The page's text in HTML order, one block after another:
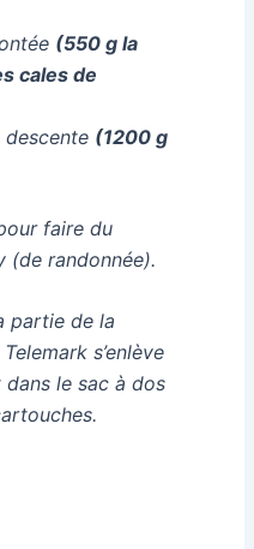
(550 g la
cales de
descente (1200 g
faire du
(de randonnée).
partie de la
s’enlève
le sac à dos